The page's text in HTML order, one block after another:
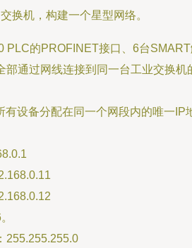
换机，构建一个星型网络。
PLC的PROFINET接口、6台
部通过网线连接到同一台工业交换机
有设备分配在同一个网段内的唯一IP
255.255.255.0